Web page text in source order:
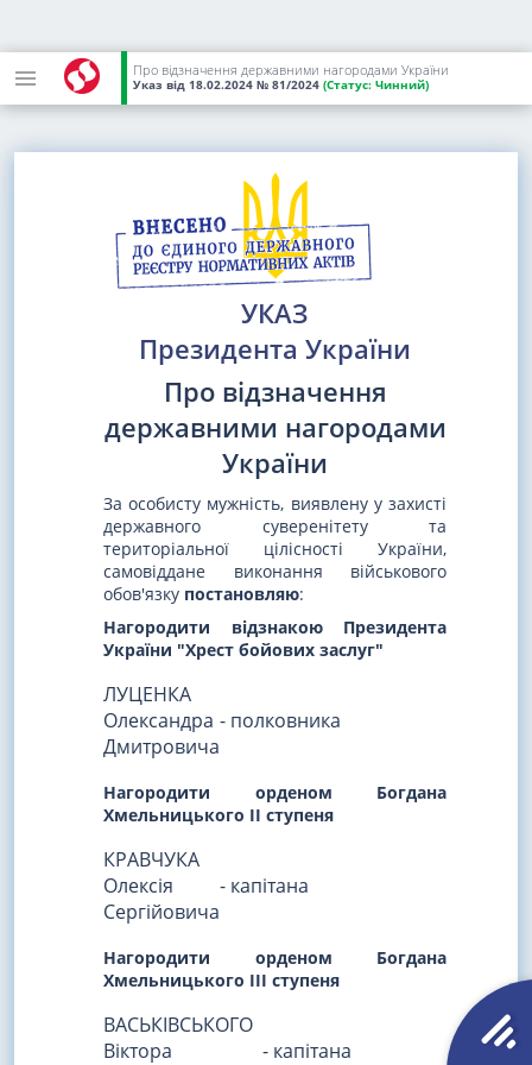
Про відзначення державними нагородами України
Указ від 18.02.2024 № 81/2024 (Статус: Чинний)
УКАЗ
Президента України
Про відзначення
державними нагородами
України
За особисту мужність, виявлену у захисті
державного суверенітету та
територіальної цілісності України,
самовіддане виконання військового
обов'язку постановляю:
Нагородити відзнакою Президента
України "Хрест бойових заслуг"
ЛУЦЕНКА
Олександра
Дмитровича
- полковника
Нагородити орденом Богдана
Хмельницького II ступеня
КРАВЧУКА
Олексія
Сергійовича
- капітана
Нагородити орденом Богдана
Хмельницького III ступеня
ВАСЬКІВСЬКОГО
Віктора
- капітана